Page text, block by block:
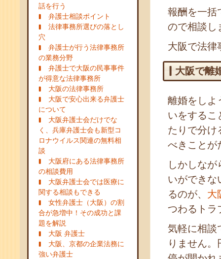
話を行う
弁護士相談ポイント
法律事務所選びの落とし
穴
弁護士が行う法律事務所
の業務分野
弁護士で大阪の民事事件
が得意な法律事務所
大阪の法律事務所
大阪で安心出来る弁護士
について
大阪弁護士会だけでな
く、兵庫弁護士会も新型コ
ロナウイルス関連の無料相
談
大阪府にある法律事務所
の相談費用
大阪弁護士会では医療に
関する相談もできる
女性弁護士（大阪）の割
合が急増中！その成功と課
題を解説
大阪 弁護士
大阪、京都の企業法務に
強い弁護士
報酬を一括
ので相談し
大阪で法律
大阪で離
離婚をしよ
いをするこ
たりで分け
べきことが
しかしな
いができな
るのが、 大
つわるトラ
気軽に相談
りません